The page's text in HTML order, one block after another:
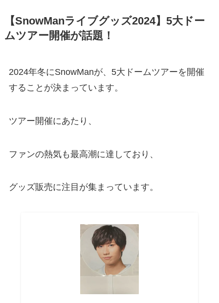
【SnowManライブグッズ2024】5大ドー
ムツアー開催が話題！
2024年冬にSnowManが、5大ドームツアーを開催
することが決まっています。
ツアー開催にあたり、
ファンの熱気も最高潮に達しており、
グッズ販売に注目が集まっています。